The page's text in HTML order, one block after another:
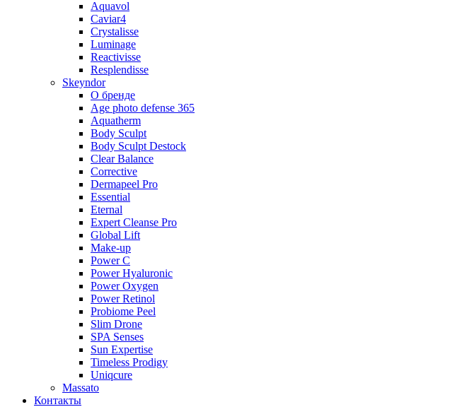
Aquavol
Caviar4
Crystalisse
Luminage
Reactivisse
Resplendisse
Skeyndor
О бренде
Age photo defense 365
Aquatherm
Body Sculpt
Body Sculpt Destock
Clear Balance
Corrective
Dermapeel Pro
Essential
Eternal
Expert Cleanse Pro
Global Lift
Make-up
Power C
Power Hyaluronic
Power Oxygen
Power Retinol
Probiome Peel
Slim Drone
SPA Senses
Sun Expertise
Timeless Prodigy
Uniqcure
Massato
Контакты